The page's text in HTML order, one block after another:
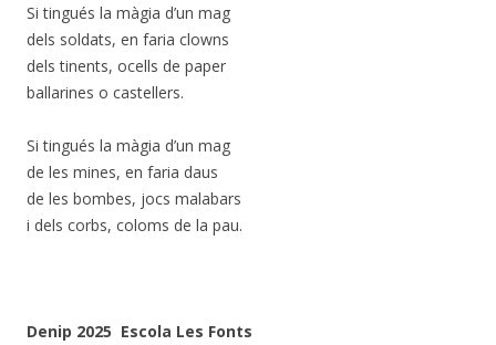
Si tingués la màgia d’un mag
dels soldats, en faria clowns
dels tinents, ocells de paper
ballarines o castellers.
Si tingués la màgia d’un mag
de les mines, en faria daus
de les bombes, jocs malabars
i dels corbs, coloms de la pau.
Denip 2025 Escola Les Fonts